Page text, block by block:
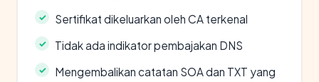
Sertifikat dikeluarkan oleh CA terkenal
Tidak ada indikator pembajakan DNS
Mengembalikan catatan SOA dan TXT yang